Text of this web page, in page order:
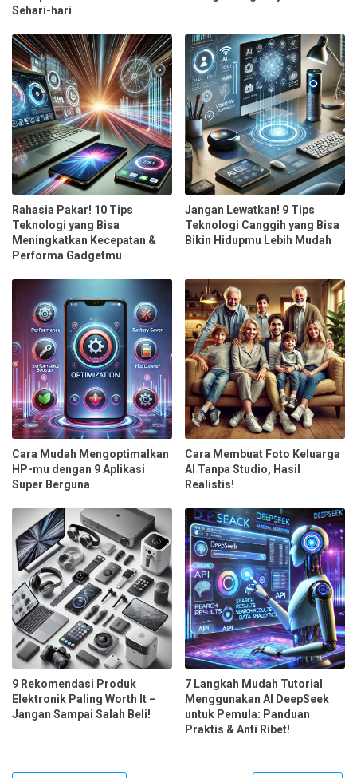
Sehari-hari
Rahasia Pakar! 10 Tips
Teknologi yang Bisa
Meningkatkan Kecepatan &
Performa Gadgetmu
Jangan Lewatkan! 9 Tips
Teknologi Canggih yang Bisa
Bikin Hidupmu Lebih Mudah
Cara Mudah Mengoptimalkan
HP-mu dengan 9 Aplikasi
Super Berguna
Cara Membuat Foto Keluarga
AI Tanpa Studio, Hasil
Realistis!
9 Rekomendasi Produk
Elektronik Paling Worth It –
Jangan Sampai Salah Beli!
7 Langkah Mudah Tutorial
Menggunakan AI DeepSeek
untuk Pemula: Panduan
Praktis & Anti Ribet!